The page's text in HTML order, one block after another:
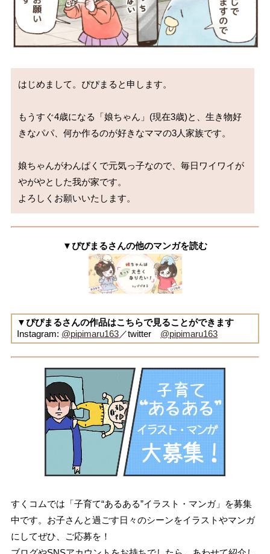
はじめまして。ぴぴまると申します。
もうすぐ4歳になる「娘ちゃん」(現在3歳)と、生き物好
きなパパ、何か作るのが好きなママの3人家族です。
娘ちゃんがわんぱくで元気っ子なので、毎日ワイワイが
やがやとした我が家です。
よろしくお願いいたします。
▼ぴぴまるさんの他のマンガを読む
▼ぴぴまるさんの作品はこちらで見ることができます
Instagram: @pipimaru163／twitter @pipimaru163
すくコムでは「子育て“あるある”イラスト・マンガ」を募集
中です。お子さんと過ごす日々のシーンをイラストやマンガ
にしてぜひ、ご応募を！